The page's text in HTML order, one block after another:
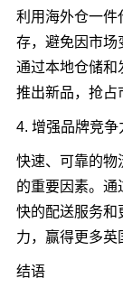
利用海外仓一件
存，避免因市场
通过本地仓储和
推出新品，抢占
4. 增强品牌竞争
快速、可靠的物
的重要因素。通
快的配送服务和
力，赢得更多英
结语